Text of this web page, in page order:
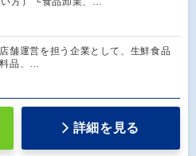
舗運営を担う企業として、生鮮食品
品、…
詳細を見る